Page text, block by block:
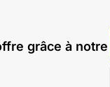
grâce à notre